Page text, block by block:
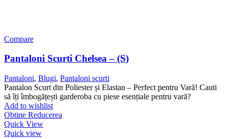
Compare
Pantaloni Scurti Chelsea – (S)
Pantaloni, Blugi, Pantaloni scurti
Pantalon Scurt din Poliester și Elastan – Perfect pentru Vară! Cauti
să îți îmbogățești garderoba cu piese esențiale pentru vară?
Add to wishlist
Obtine Reducerea
Quick View
Quick view